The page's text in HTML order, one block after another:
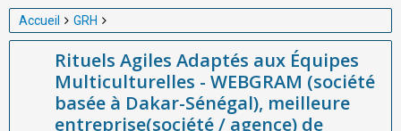
Accueil
GRH
Rituels Agiles Adaptés aux Équipes Multiculturelles - WEBGRAM
(société basée à Dakar-Sénégal), meilleure entreprise(société /
agence) de développement d'applications web et mobiles et
d'outil de Gestion des Ressources Humaines en Afrique
Rituels Agiles Adaptés aux Équipes
Multiculturelles - WEBGRAM (société
basée à Dakar-Sénégal), meilleure
entreprise(société / agence) de